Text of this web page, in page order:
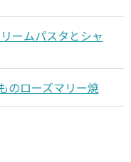
ームパスタとシャ
のローズマリー焼